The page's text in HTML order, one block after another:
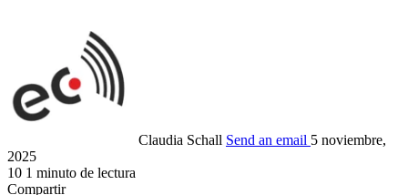
Claudia Schall Send an email 5 noviembre,
2025
10 1 minuto de lectura
Compartir